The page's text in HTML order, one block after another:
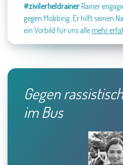
#zivilerheldrainerRainer
gegen Mobbing. Er hilft seinen
ein Vorbild für uns allemehr
Gegen
im Bus